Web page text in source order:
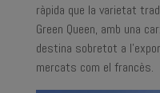
ràpida que la varietat
Green Queen, amb una
destina sobretot a
mercats com el francès.